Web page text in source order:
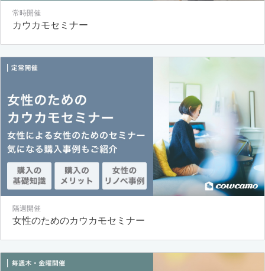
常時開催
カウカモセミナー
隔週開催
女性のためのカウカモセミナー